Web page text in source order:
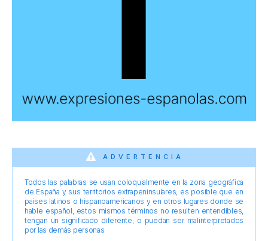
ADVERTENCIA
Todos las palabras se usan coloquialmente en la zona geográfica
de España y sus territorios extrapeninsulares, es posible que en
países latinos o hispanoamericanos y en otros lugares donde se
hable español, estos mismos términos no resulten entendibles,
tengan un significado diferente, o puedan ser malinterpretados
por las demás personas